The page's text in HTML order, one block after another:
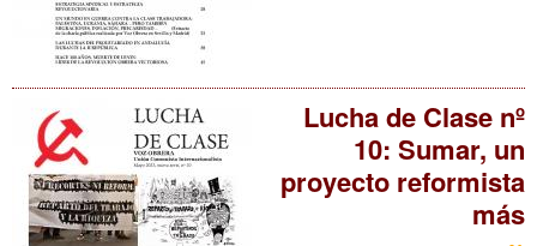
Lucha de Clase nº
10: Sumar, un
proyecto reformista
más